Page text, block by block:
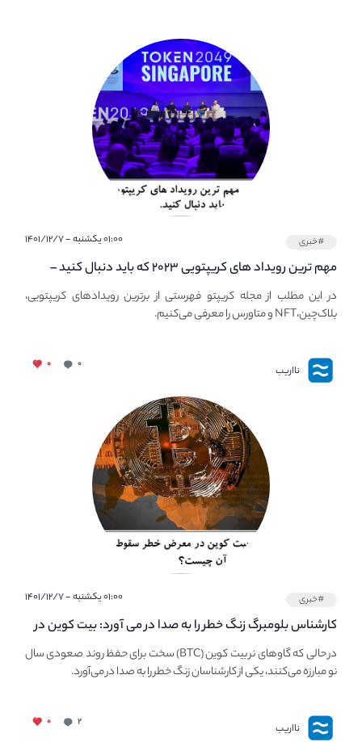
#خبری ۰۱:۰۰ یکشنبه - ۱۴۰۱/۱۲/۷
مهم ترین رویداد های کریپتویی ۲۰۲۳ که باید دنبال کنید –
معرفی بهترین رویداد های جهانی
در این مطلب از مجله کریپتو فهرستی از برترین رویدادهای کریپتویی،
بلاک‌چین،NFT و متاورس را معرفی می‌کنیم.
نااریب ۰ ۰
#خبری ۰۱:۰۰ یکشنبه - ۱۴۰۱/۱۲/۷
کارشناس بلومبرگ زنگ خطر را به صدا در می آورد: بیت کوین در
معرض خطر سقوط بزرگ است - دلیل آن چیست؟در حالی که گاوهای نر بیت کوین (BTC) سخت برای حفظ روند صعودی سال
نو مبارزه می‌کنند، یکی از کارشناسان زنگ خطر را به صدا در می‌آورد.
نااریب ۲ ۰